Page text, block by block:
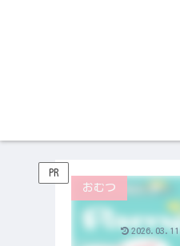
PR
おむつ
2026.03.11